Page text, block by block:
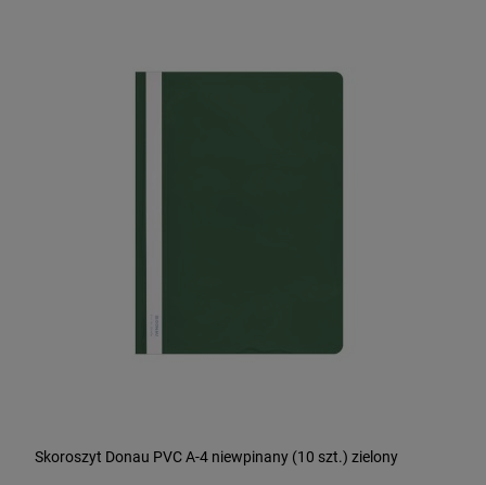
Skoroszyt Donau PVC A-4 niewpinany (10 szt.) zielony